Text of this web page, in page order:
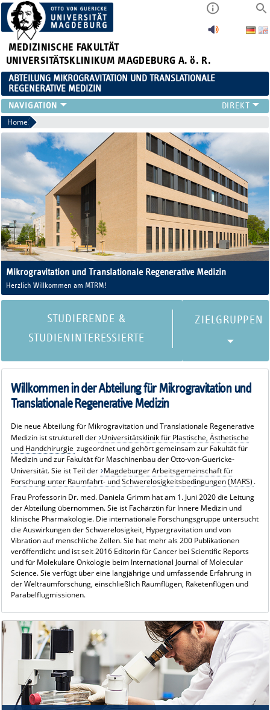
MEDIZINISCHE FAKULTÄT
UNIVERSITÄTSKLINIKUM MAGDEBURG A. ö. R.
ABTEILUNG MIKROGRAVITATION UND TRANSLATIONALE
REGENERATIVE MEDIZIN
FORSCHUNG
VERANSTALTUNGEN
AKTUELLES
TEAM
KOOPERATIONEN
KONTAKT
Home
Mikrogravitation und Translationale Regenerative Medizin
Herzlich Willkommen am MTRM!
STUDIERENDE &
STUDIENINTERESSIERTE
Willkommen in der Abteilung für Mikrogravitation und
Translationale Regenerative Medizin
Die neue Abteilung für Mikrogravitation und Translationale Regenerative
Medizin ist strukturell der Universitätsklinik für Plastische, Ästhetische
und Handchirurgie zugeordnet und gehört gemeinsam zur Fakultät für
Medizin und zur Fakultät für Maschinenbau der Otto-von-Guericke-
Universität. Sie ist Teil der Magdeburger Arbeitsgemeinschaft für
Forschung unter Raumfahrt- und Schwerelosigkeitsbedingungen (MARS) .
Frau Professorin Dr. med. Daniela Grimm hat am 1. Juni 2020 die Leitung
der Abteilung übernommen. Sie ist Fachärztin für Innere Medizin und
klinische Pharmakologie. Die internationale Forschungsgruppe untersucht
die Auswirkungen der Schwerelosigkeit, Hypergravitation und von
Vibration auf menschliche Zellen. Sie hat mehr als 200 Publikationen
veröffentlicht und ist seit 2016 Editorin für Cancer bei Scientific Reports
und für Molekulare Onkologie beim International Journal of Molecular
Science. Sie verfügt über eine langjährige und umfassende Erfahrung in
der Weltraumforschung, einschließlich Raumflügen, Raketenflügen und
Parabelflugmissionen.